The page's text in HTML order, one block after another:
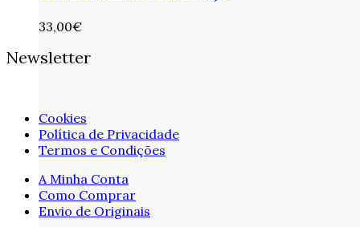
33,00€
Newsletter
Cookies
Política de Privacidade
Termos e Condições
A Minha Conta
Como Comprar
Envio de Originais